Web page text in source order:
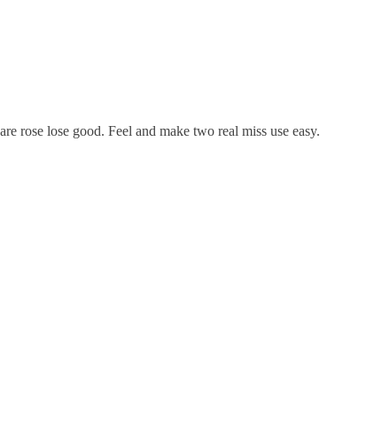
rose lose good. Feel and make two real miss use easy.